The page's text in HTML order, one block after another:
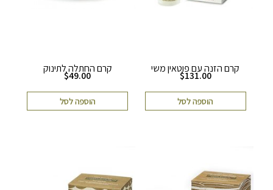
קרם הזנה עם פוטאין משי
$131.00
הוספה לסל
קרם החתלה לתינוק
$49.00
הוספה לסל